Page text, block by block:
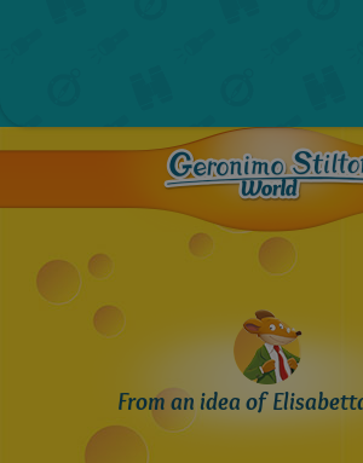
From an idea of